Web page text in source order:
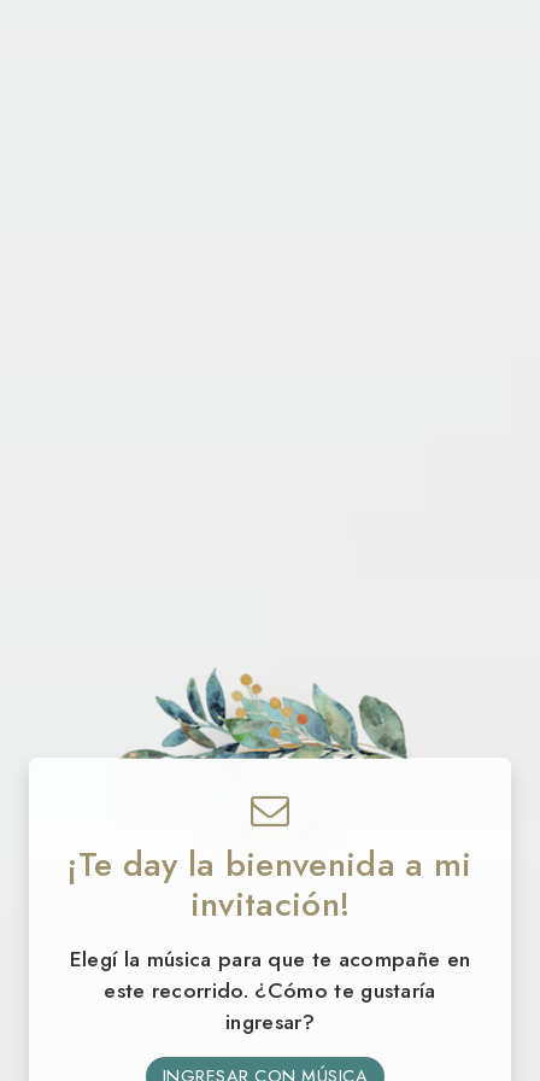
12 · 09 · 2026
Martina
¡MIS 15 AÑOS!
¡Te day la bienvenida a mi
invitación!
Elegí la música para que te acompañe en
este recorrido. ¿Cómo te gustaría
ingresar?